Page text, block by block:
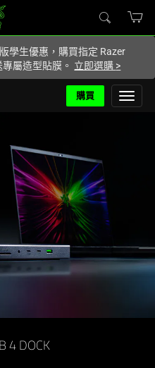
.
學生優惠，購買指定 Razer
屬造型貼膜。 立即選購 >
購買
4 DOCK